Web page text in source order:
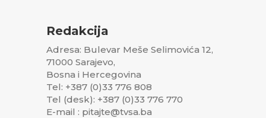
Redakcija
Adresa: Bulevar Meše Selimovića 12,
71000 Sarajevo,
Bosna i Hercegovina
Tel: +387 (0)33 776 808
Tel (desk): +387 (0)33 776 770
E-mail : pitajte@tvsa.ba